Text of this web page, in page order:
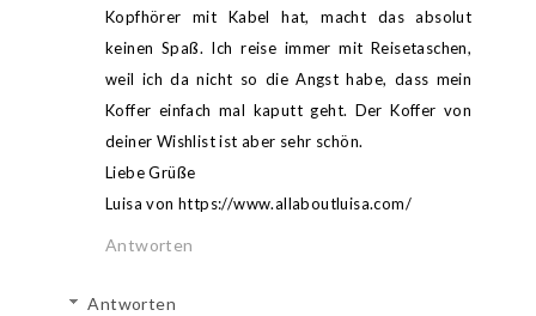
Kopfhörer mit Kabel hat, macht das absolut
keinen Spaß. Ich reise immer mit Reisetaschen,
weil ich da nicht so die Angst habe, dass mein
Koffer einfach mal kaputt geht. Der Koffer von
deiner Wishlist ist aber sehr schön.
Liebe Grüße
Luisa von https://www.allaboutluisa.com/
Antworten
Antworten